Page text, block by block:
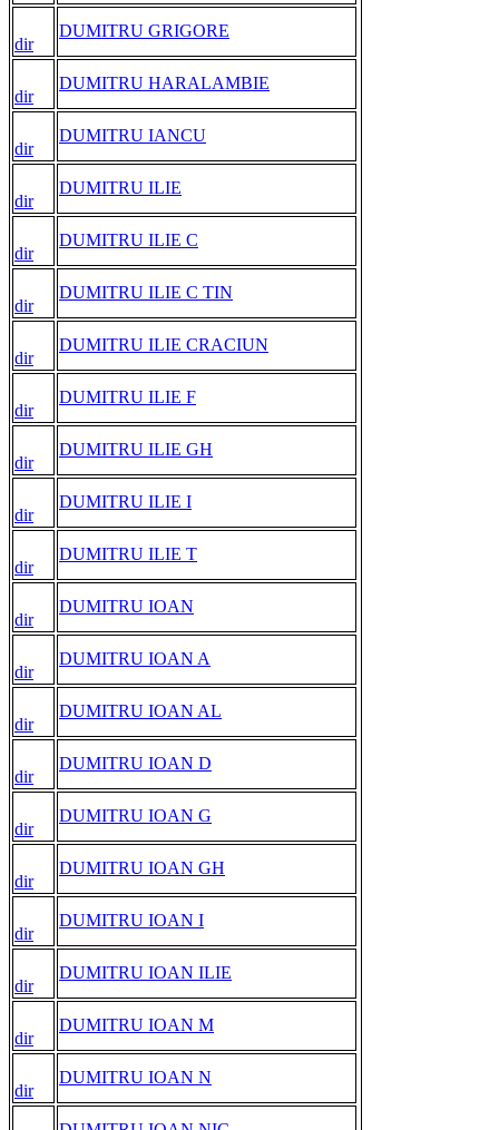
dir
DUMITRU GRIGORE
dir
DUMITRU HARALAMBIE
dir
DUMITRU IANCU
dir
DUMITRU ILIE
dir
DUMITRU ILIE C
dir
DUMITRU ILIE C TIN
dir
DUMITRU ILIE CRACIUN
dir
DUMITRU ILIE F
dir
DUMITRU ILIE GH
dir
DUMITRU ILIE I
dir
DUMITRU ILIE T
dir
DUMITRU IOAN
dir
DUMITRU IOAN A
dir
DUMITRU IOAN AL
dir
DUMITRU IOAN D
dir
DUMITRU IOAN G
dir
DUMITRU IOAN GH
dir
DUMITRU IOAN I
dir
DUMITRU IOAN ILIE
dir
DUMITRU IOAN M
dir
DUMITRU IOAN N